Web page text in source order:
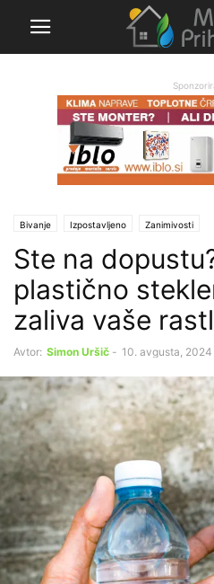
Bivanje Izpostavljeno Zanimivosti
Ste na
plastično
zaliva vaše
Avtor: Simon Uršič - 10. avgusta, 2024